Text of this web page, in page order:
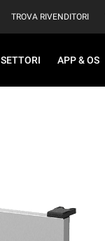
TROVA RIVENDITORI
SETTORI APP & OS